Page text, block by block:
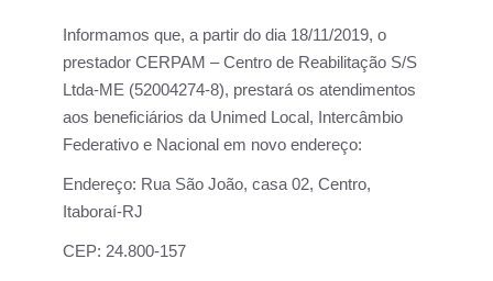
Informamos que, a partir do dia 18/11/2019, o
prestador CERPAM – Centro de Reabilitação S/S
Ltda-ME (52004274-8), prestará os atendimentos
aos beneficiários da Unimed Local, Intercâmbio
Federativo e Nacional em novo endereço:
Endereço: Rua São João, casa 02, Centro,
Itaboraí-RJ
CEP: 24.800-157